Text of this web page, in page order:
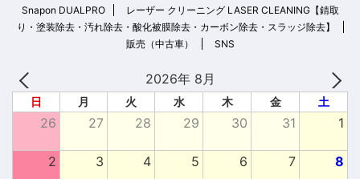
Snapon DUALPRO
レーザー クリーニング LASER CLEANING【錆取
り・塗装除去・汚れ除去・酸化被膜除去・カーボン除去・スラッジ除去】
販売（中古車）
SNS
2026年 8月
日 月 火 水 木 金 土
26 27 28 29 30 31 1
2 3 4 5 6 7 8